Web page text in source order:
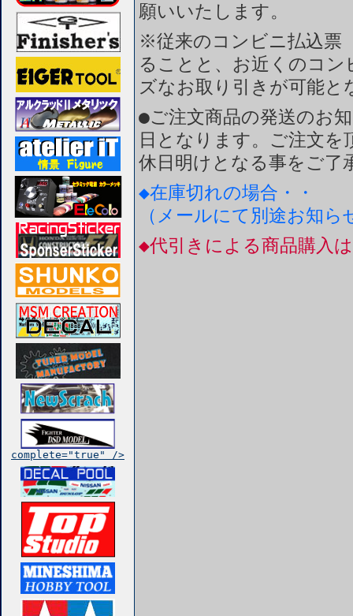
complete="true" />
願いいたします。
※従来のコンビニ払込票
ることと、お近くのコ
ズなお取り引きが可能
●ご注文商品の発送のお
日となります。ご注文を
休日明けとなる事をご了
◆在庫切れの場合・・
（メールにて別途お知
◆代引きによる商品購入